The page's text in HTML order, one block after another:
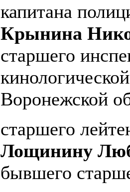
капитана
Крынина
старшего
Воронежской
старшего
Лощинину
бывшего